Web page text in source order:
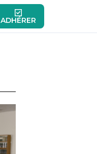
ADHÉRER